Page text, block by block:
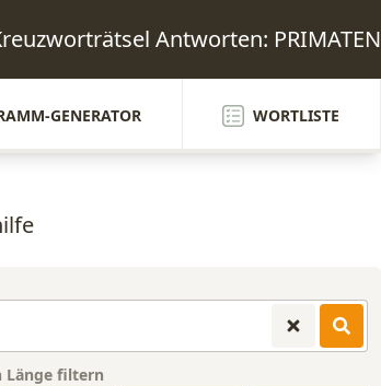
Antworten: PRIMATEN
GENERATOR WORTLISTE
Länge filtern